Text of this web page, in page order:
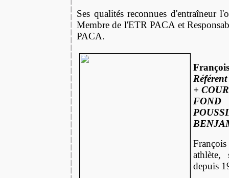
Ses qualités reconnues d'entraîneur
Membre de l'ETR PACA et
PACA.
+
athlète,
depuis